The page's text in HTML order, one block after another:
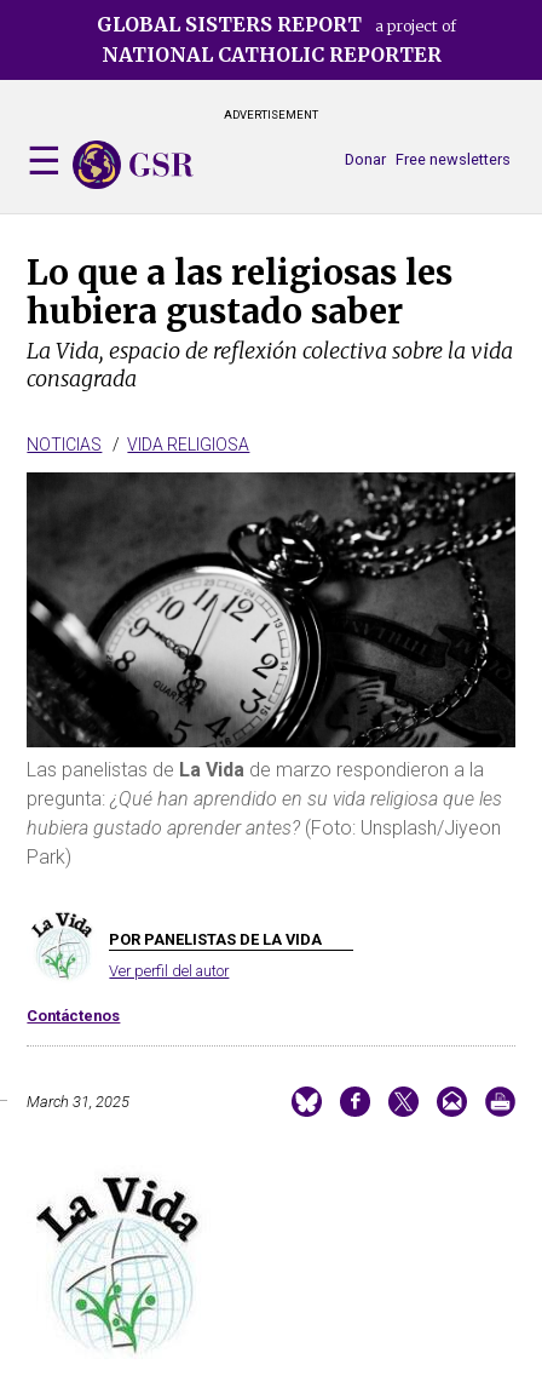
GLOBAL SISTERS REPORT a project of
NATIONAL CATHOLIC REPORTER
ADVERTISEMENT
Free newsletters
Donar
Lo que a las religiosas les
hubiera gustado saber
La Vida, espacio de reflexión colectiva sobre la vida
consagrada
NOTICIAS VIDA RELIGIOSA
Las panelistas de La Vida de marzo respondieron a la
pregunta:¿Qué han aprendido en su vida religiosa que les
hubiera gustado aprender antes? (Foto: Unsplash/Jiyeon
Park)
POR PANELISTAS DE LA VIDA
Ver perfil del autor
Contáctenos
March 31, 2025